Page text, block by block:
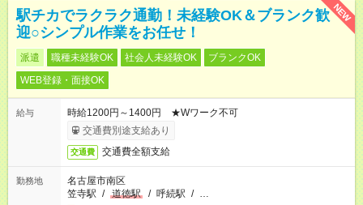
NEW
駅チカでラクラク通勤！未経験OK＆ブランク歓
迎○シンプル作業をお任せ！
派遣 職種未経験OK 社会人未経験OK
ブランクOK
WEB登録・面接OK
給与
時給1200円～1400円 ★Wワーク不可
交通費別途支給あり
交通費 交通費全額支給
勤務地
名古屋市南区
笠寺駅 / 道徳駅 / 呼続駅 / …